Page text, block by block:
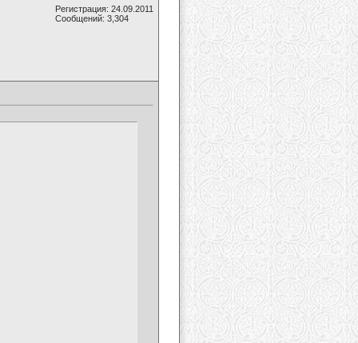
Регистрация: 24.09.2011
Сообщений: 3,304